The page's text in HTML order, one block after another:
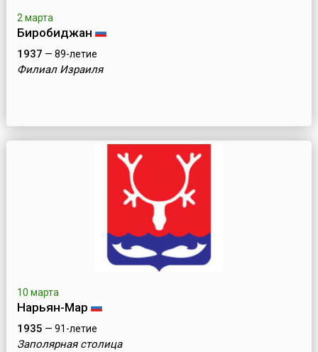
2 марта
Биробиджан
1937 — 89-летие
Филиал Израиля
10 марта
Нарьян-Мар
1935 — 91-летие
Заполярная столица